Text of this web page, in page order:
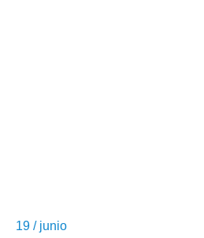
19 / junio